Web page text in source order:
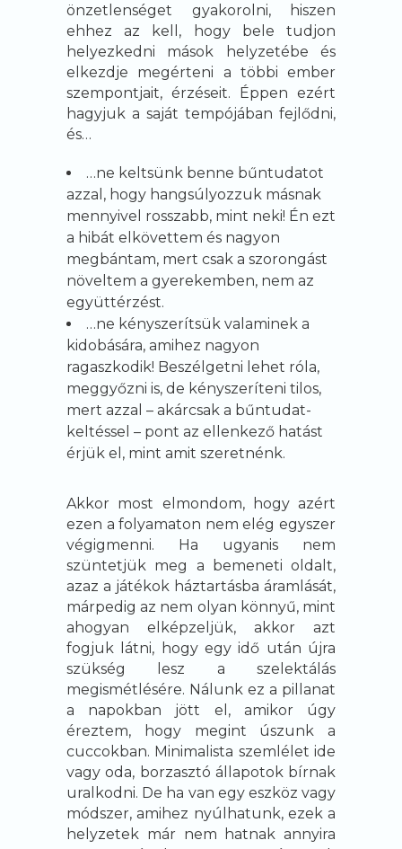
önzetlenséget gyakorolni, hiszen
ehhez az kell, hogy bele tudjon
helyezkedni mások helyzetébe és
elkezdje megérteni a többi ember
szempontjait, érzéseit. Éppen ezért
hagyjuk a saját tempójában fejlődni,
és…
…ne keltsünk benne bűntudatot
azzal, hogy hangsúlyozzuk másnak
mennyivel rosszabb, mint neki! Én ezt
a hibát elkövettem és nagyon
megbántam, mert csak a szorongást
növeltem a gyerekemben, nem az
együttérzést.
…ne kényszerítsük valaminek a
kidobására, amihez nagyon
ragaszkodik! Beszélgetni lehet róla,
meggyőzni is, de kényszeríteni tilos,
mert azzal – akárcsak a bűntudat-
keltéssel – pont az ellenkező hatást
érjük el, mint amit szeretnénk.
Akkor most elmondom, hogy azért
ezen a folyamaton nem elég egyszer
végigmenni. Ha ugyanis nem
szüntetjük meg a bemeneti oldalt,
azaz a játékok háztartásba áramlását,
márpedig az nem olyan könnyű, mint
ahogyan elképzeljük, akkor azt
fogjuk látni, hogy egy idő után újra
szükség lesz a szelektálás
megismétlésére. Nálunk ez a pillanat
a napokban jött el, amikor úgy
éreztem, hogy megint úszunk a
cuccokban. Minimalista szemlélet ide
vagy oda, borzasztó állapotok bírnak
uralkodni. De ha van egy eszköz vagy
módszer, amihez nyúlhatunk, ezek a
helyzetek már nem hatnak annyira